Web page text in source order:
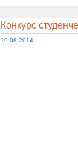
Конкурс
19.08.2014